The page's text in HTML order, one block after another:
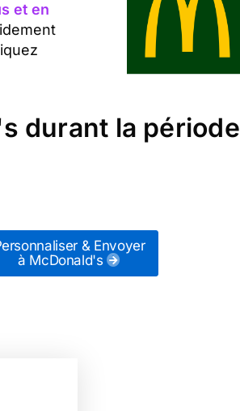
et en
durant la période
& Envoyer
à McDonald's